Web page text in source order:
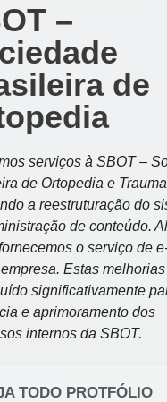
–
de
serviços à SBOT –
de Ortopedia e
a reestruturação do
de conteúdo.
o serviço de
Estas
significativamente
e aprimoramento dos
internos da SBOT.
TODO PROTFÓLIO